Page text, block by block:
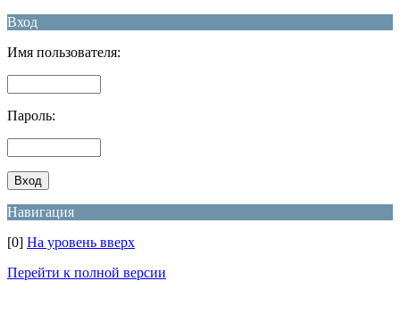
Вход
Имя пользователя:
Пароль:
Навигация
[0] На уровень вверх
Перейти к полной версии